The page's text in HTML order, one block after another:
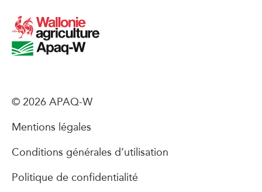
© 2026 APAQ-W
Mentions légales
Conditions générales d’utilisation
Politique de confidentialité